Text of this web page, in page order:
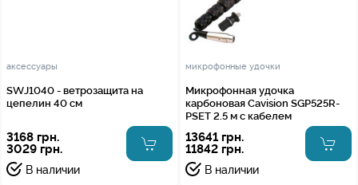
аксессуары
SWJ1040 - ветрозащита на
цепелин 40 см
3168 грн.
3029 грн.
В наличии
микрофонные удочки
Микрофонная удочка
карбоновая Cavision SGP525R-
PSET 2.5 м с кабелем
13641 грн.
11842 грн.
В наличии